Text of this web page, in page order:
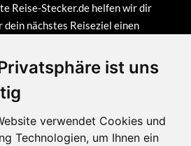
ist uns
verwendet Cookies und
Technologien, um Ihnen ein
Reise-Stecker.de helfen wir dir
dein nächstes Reiseziel einen
Reisestecker
finanziert sich durch Provisionen, die
einem unserer verlinkten Partner
tätigst.
Informationen auf dieser Webseite
sind Haftungsansprüche, welche sich